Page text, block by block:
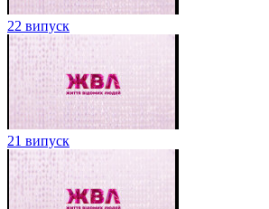
22 випуск
21 випуск